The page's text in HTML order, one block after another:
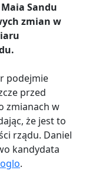
Sandu
zmian w
podejmie
przed
zmianach w
że jest to
rządu. Daniel
kandydata
.